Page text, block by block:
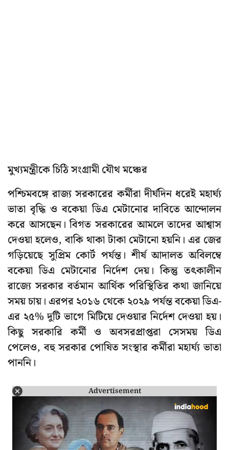
মুখ্যমন্ত্রীকে চিঠি সংগ্রামী যৌথ মঞ্চের
পশ্চিমবঙ্গে রাজ্য সরকারের কর্মীরা দীর্ঘদিন ধরেই মহার্ঘ্য
ভাতা বৃদ্ধি ও বকেয়া ডিএ মেটানোর দাবিতে আন্দোলন
করে আসছেন। বিগত সরকারের আমলে তাদের আশ্বাস
দেওয়া হলেও, বাকি থাকা টাকা মেটানো হয়নি। এর জের
গড়িয়েছে সুপ্রিম কোর্ট পর্যন্ত। শীর্ষ আদালত অবিলম্বে
বকেয়া ডিএ মেটানোর নির্দেশ দেয়। কিন্তু তৎকালীন
রাজ্যে সরকার বর্তমান আর্থিক পরিস্থিতির কথা জানিয়ে
সময় চায়। এরপর ২০১৬ থেকে ২০২৯ পর্যন্ত বকেয়া ডিএ-
এর ২৫% দুটি ভাগে মিটিয়ে দেওয়ার নির্দেশ দেওয়া হয়।
কিছু সরকারি কর্মী ও অবসরপ্রাপ্তরা সেসময় ডিএ
পেলেও, বহু সরকার পোষিত সংস্থার কর্মীরা মহার্ঘ্য ভাতা
পাননি।
Advertisement